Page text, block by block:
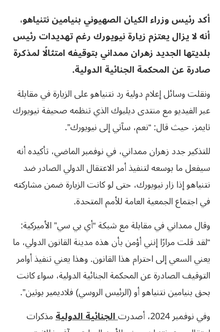
أكد رئيس وزراء الكيان الصهيوني بنيامين نتنياهو،
أنه لا يزال يعتزم زيارة نيويورك رغم تهديدات رئيس
بلديتها الجديد زهران ممداني بتوقيفه امتثالًا لمذكرة
صادرة عن المحكمة الجنائية الدولية.
ونقلت وسائل إعلام دولية رد نتنياهو على الزيارة في مقابلة
عبر الفيديو مع منتدى ديلبوك الذي تنظمه صحيفة نيويورك
تايمز، حيث قال: “نعم، سآتي إلى نيويورك”.
للتذكير جدد ‏زهران ممداني، في نوفمبر الماضي، تأكيده أنه
سيفعل ما بوسعه لتنفيذ أمر الاعتقال الدولي الصادر ضد
نتنياهو إذا زار نيويورك، حتى لو كانت الزيارة ضمن مشاركته
في اجتماع الجمعية العامة للأمم المتحدة.
وقال ممداني في مقابلة مع شبكة “أي بي سي” الأميركية:
“لقد قلت مرارًا إنني أؤمن بأن هذه مدينة القانون الدولي، ما
يعني السعي إلى احترام هذا القانون. وهذا يعني تنفيذ أوامر
التوقيف الصادرة عن المحكمة الجنائية الدولية، سواء كانت
بحق بنيامين نتنياهو أو (الرئيس الروسي) فلاديمير بوتين”.
وفي نوفمبر 2024، أصدرت
الجنائية الدوليةمذكرات